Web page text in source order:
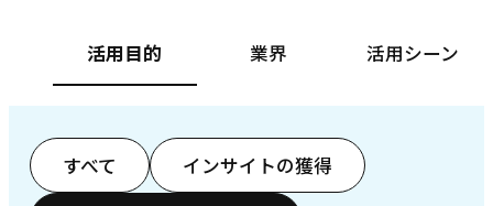
活用目的 業界 活用シーン
すべて インサイトの獲得